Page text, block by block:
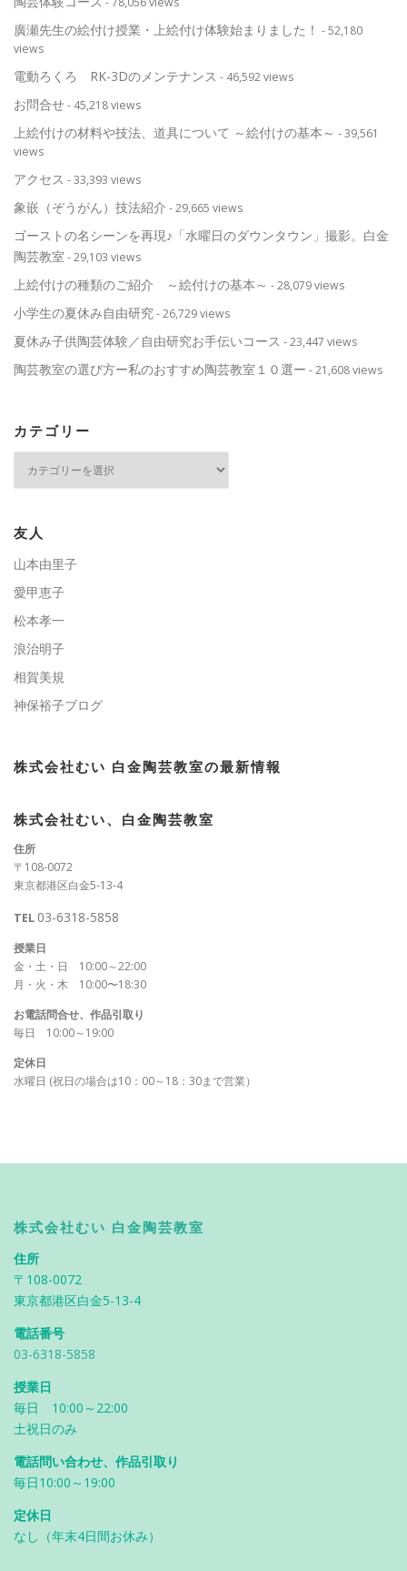
廣瀬先生の絵付け授業・上絵付け体験始まりました！ - 52,180
views
電動ろくろ RK-3Dのメンテナンス - 46,592 views
お問合せ- 45,218 views
上絵付けの材料や技法、道具について ～絵付けの基本～ - 39,561
views
アクセス - 33,393 views
象嵌（ぞうがん）技法紹介 - 29,665 views
ゴーストの名シーンを再現♪「水曜日のダウンタウン」撮影。白金
陶芸教室 - 29,103 views
上絵付けの種類のご紹介 ～絵付けの基本～ - 28,079 views
小学生の夏休み自由研究- 26,729 views
夏休み子供陶芸体験／自由研究お手伝いコース - 23,447 views
陶芸教室の選び方ー私のおすすめ陶芸教室１０選ー - 21,608 views
カテゴリー
ー
友人
山本由里子
愛甲恵子
松本孝一
浪治明子
相賀美規
神保裕子ブログ
株式会社むい 白金陶芸教室の最新情報
株式会社むい、白金陶芸教室
住所
〒108-0072
東京都港区白金5-13-4
TEL 03-6318-5858
授業日
金・土・日 10:00～22:00
月・火・木 10:00〜18:30
お電話問合せ、作品引取り
毎日 10:00～19:00
定休日
水曜日 (祝日の場合は10：00～18：30まで営業）
株式会社むい 白金陶芸教室
住所
〒108-0072
東京都港区白金5-13-4
電話番号
03-6318-5858
授業日
毎日 10:00～22:00
土祝日のみ
電話問い合わせ、作品引取り
毎日10:00～19:00
定休日
なし（年末4日間お休み）